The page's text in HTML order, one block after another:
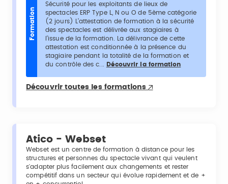
Formation
Sécurité pour les exploitants de lieux de
spectacles ERP Type L, N ou O de 5ème catégorie
(2 jours) L’attestation de formation à la sécurité
des spectacles est délivrée aux stagiaires à
l’issue de la formation. La délivrance de cette
attestation est conditionnée à la présence du
stagiaire pendant la totalité de la formation et
du contrôle des c...
Découvrir la formation
Découvrir toutes les formations
Atico - Webset
Webset est un centre de formation à distance pour les
structures et personnes du spectacle vivant qui veulent
s'adapter plus facilement aux changements et rester
compétitif dans un secteur qui évolue rapidement et de +